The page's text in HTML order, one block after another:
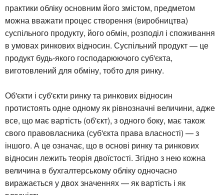
практики обліку основним його змістом, предметом
можна вважати процес створення (виробництва)
суспільного продукту, його обмін, розподіл і споживання
в умовах ринкових відносин. Суспільний продукт — це
продукт будь-якого господарюючого суб'єкта,
виготовлений для обміну, тобто для ринку.
Об'єкти і суб'єкти ринку та ринкових відносин
протистоять одне одному як рівнозначні величини, адже
все, що має вартість (об'єкт), з одного боку, має також
свого правовласника (суб'єкта права власності) — з
іншого. А це означає, що в основі ринку та ринкових
відносин лежить теорія двоїстості. Згідно з нею кожна
величина в бухгалтерському обліку одночасно
виражається у двох значеннях — як вартість і як